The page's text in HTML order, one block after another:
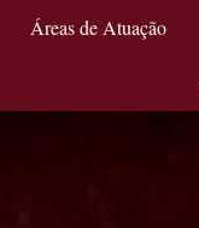
Áreas de Atuação